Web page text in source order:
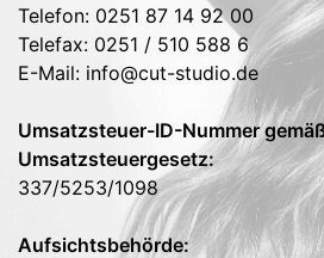
Telefon: 0251 87 14 92 00
Telefax: 0251 / 510 588 6
E-Mail: info@cut-studio.de
Umsatzsteuer-ID-Nummer
Umsatzsteuergesetz:
337/5253/1098
Aufsichtsbehörde: